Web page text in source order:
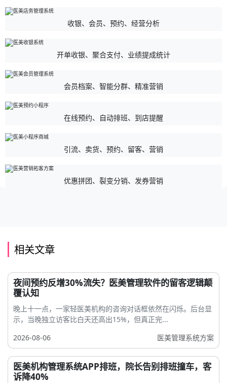
收银、会员、预约、经营分析
开单收银、聚合支付、业绩提成统计
会员档案、智能分群、精准营销
在线预约、自动排班、到店提醒
引流、卖货、预约、留客、营销
优惠拼团、裂变分销、发券营销
相关文章
夜间预约反增30%流失？医美管理软件的留客逻辑颠
覆认知
晚上十一点，一家轻医美机构的咨询对话框依然在闪烁。后台显
示，当晚独立访客比白天还高出15%，但真正完...
2026-08-06
医美管理系统方案
医美机构管理系统APP排班，院长告别排班撞车，客
诉降40%